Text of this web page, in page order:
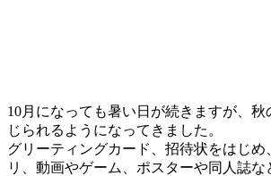
10月になっても暑い日が続きますが、
じられるようになってきました。
グリーティングカード、招待状をはじめ
リ、動画やゲーム、ポスターや同人誌な